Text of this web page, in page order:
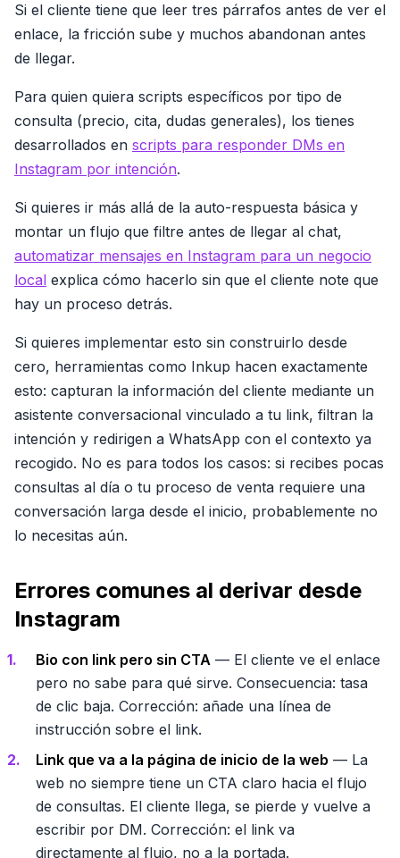
Si el cliente tiene que leer tres párrafos antes de ver el
enlace, la fricción sube y muchos abandonan antes
de llegar.
Para quien quiera scripts específicos por tipo de
consulta (precio, cita, dudas generales), los tienes
desarrollados en scripts para responder DMs en
Instagram por intención.
Si quieres ir más allá de la auto-respuesta básica y
montar un flujo que filtre antes de llegar al chat,
automatizar mensajes en Instagram para un negocio
local explica cómo hacerlo sin que el cliente note que
hay un proceso detrás.
Si quieres implementar esto sin construirlo desde
cero, herramientas como Inkup hacen exactamente
esto: capturan la información del cliente mediante un
asistente conversacional vinculado a tu link, filtran la
intención y redirigen a WhatsApp con el contexto ya
recogido. No es para todos los casos: si recibes pocas
consultas al día o tu proceso de venta requiere una
conversación larga desde el inicio, probablemente no
lo necesitas aún.
Errores comunes al derivar desde
Instagram
Bio con link pero sin CTA — El cliente ve el enlace
pero no sabe para qué sirve. Consecuencia: tasa
de clic baja. Corrección: añade una línea de
instrucción sobre el link.
Link que va a la página de inicio de la web — La
web no siempre tiene un CTA claro hacia el flujo
de consultas. El cliente llega, se pierde y vuelve a
escribir por DM. Corrección: el link va
directamente al flujo, no a la portada.